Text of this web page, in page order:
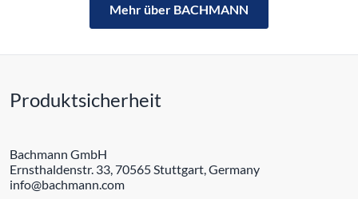
Mehr über BACHMANN
Produktsicherheit
Bachmann GmbH
Ernsthaldenstr. 33, 70565 Stuttgart, Germany
info@bachmann.com